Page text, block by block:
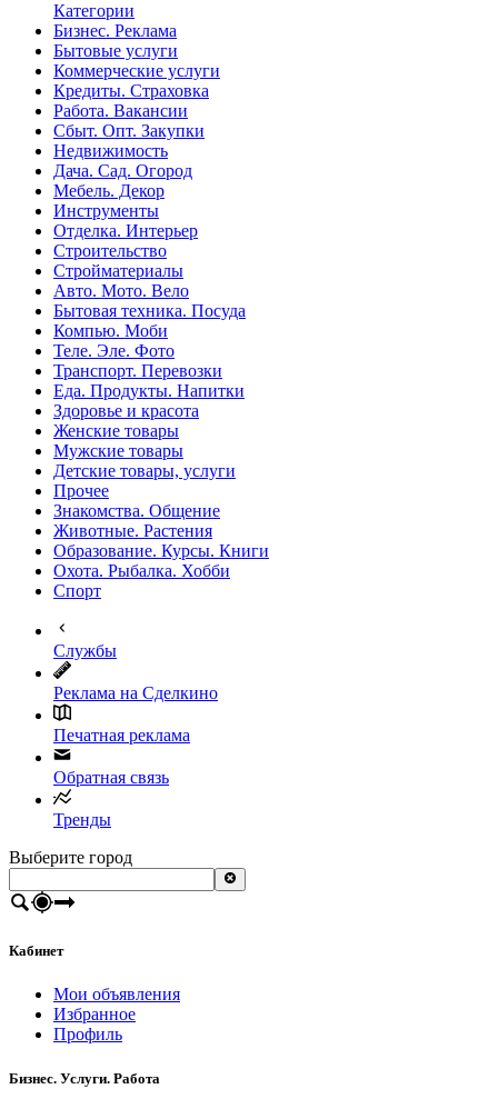
Категории
Бизнес. Реклама
Бытовые услуги
Коммерческие услуги
Кредиты. Страховка
Работа. Вакансии
Сбыт. Опт. Закупки
Недвижимость
Дача. Сад. Огород
Мебель. Декор
Инструменты
Отделка. Интерьер
Строительство
Стройматериалы
Авто. Мото. Вело
Бытовая техника. Посуда
Компью. Моби
Теле. Эле. Фото
Транспорт. Перевозки
Еда. Продукты. Напитки
Здоровье и красота
Женские товары
Мужские товары
Детские товары, услуги
Прочее
Знакомства. Общение
Животные. Растения
Образование. Курсы. Книги
Охота. Рыбалка. Хобби
Спорт
Службы
Реклама на Сделкино
Печатная реклама
Обратная связь
Тренды
Выберите город
Кабинет
Мои объявления
Избранное
Профиль
Бизнес. Услуги. Работа